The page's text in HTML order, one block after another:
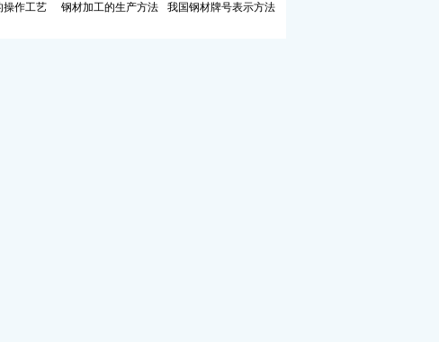
操作工艺 钢材加工的生产方法 我国钢材牌号表示方法